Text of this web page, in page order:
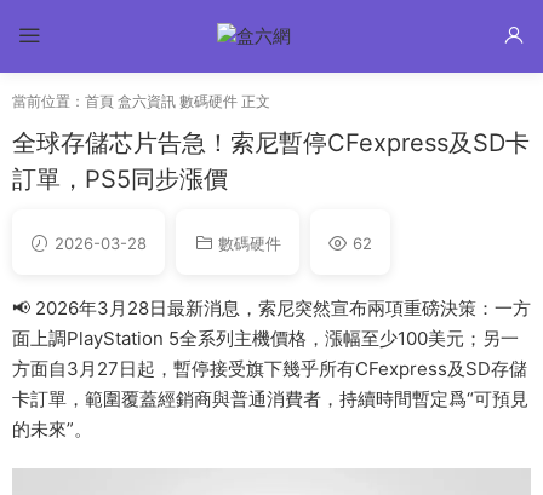
當前位置： 首頁 盒六資訊 數碼硬件 正文
全球存儲芯片告急！索尼暫停CFexpress及SD卡
訂單，PS5同步漲價
2026-03-28 數碼硬件 62
📢 2026年3月28日最新消息，索尼突然宣布兩項重磅決策：一方
面上調PlayStation 5全系列主機價格，漲幅至少100美元；另一
方面自3月27日起，暫停接受旗下幾乎所有CFexpress及SD存儲
卡訂單，範圍覆蓋經銷商與普通消費者，持續時間暫定爲“可預見
的未來”。